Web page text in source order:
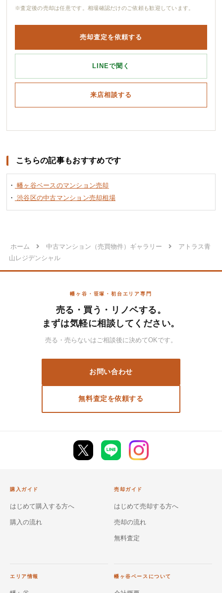
※査定後の売却は任意です。相場確認だけのご依頼も歓迎しています。
売却査定を依頼する
LINEで聞く
来店相談する
こちらの記事もおすすめです
・ 幡ヶ谷ベースのマンション売却
・ 渋谷区の中古マンション売却相場
ホーム 中古マンション（売買物件）ギャラリー
アトラス青
山レジデンシャル
幡ヶ谷・笹塚・初台エリア専門
売る・買う・リノベする。
まずは気軽に相談してください。
売る・売らないはご相談後に決めてOKです。
お問い合わせ
無料査定を依頼する
購入ガイド
はじめて購入する方へ
購入の流れ
売却ガイド
はじめて売却する方へ
売却の流れ
無料査定
エリア情報 幡ヶ谷ベースについて